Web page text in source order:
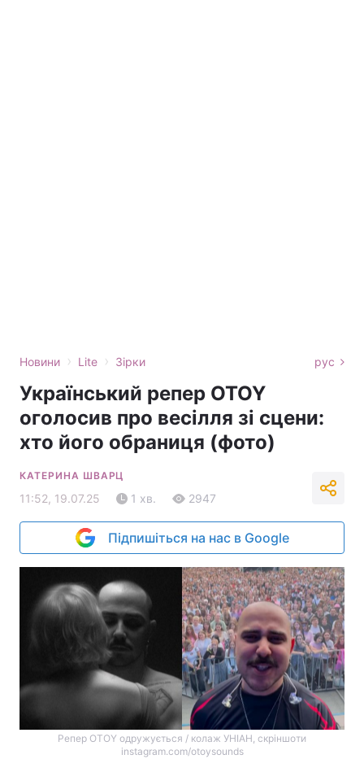
Новини › Lite › Зірки рус
Український репер OTOY
оголосив про весілля зі сцени:
хто його обраниця (фото)
КАТЕРИНА ШВАРЦ
11:52, 19.07.25 1 хв. 2947
Підпишіться на нас в Google
Репер OTOY одружується / колаж УНІАН, скріншоти
instagram.com/otoysounds